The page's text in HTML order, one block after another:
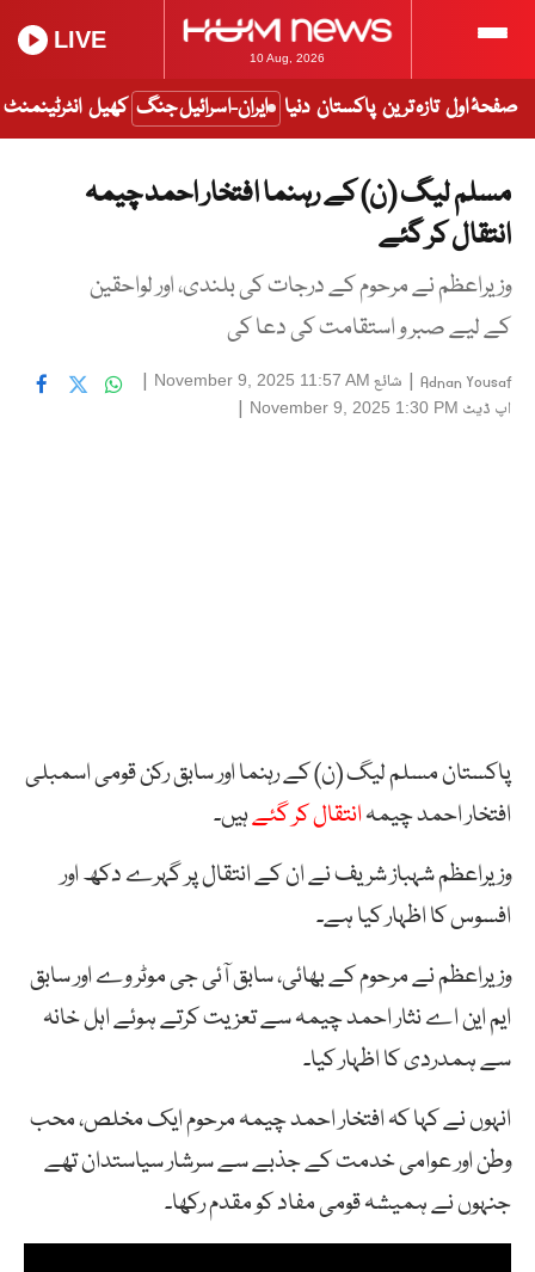
10 Aug, 2026
LIVE
صفحۂ اول تازہ ترین پاکستان دنیا ایران-اسرائیل جنگ کھیل انٹرٹینمنٹ
مسلم لیگ (ن) کے رہنما افتخار احمد چیمہ
انتقال کر گئے
وزیراعظم نے مرحوم کے درجات کی بلندی، اور لواحقین
کے لیے صبر و استقامت کی دعا کی
Adnan Yousaf
| شائع November 9, 2025 11:57 AM
|
اپ ڈیٹ November 9, 2025 1:30 PM
|
پاکستان مسلم لیگ (ن) کے رہنما اور سابق رکن قومی اسمبلی
افتخار احمد چیمہانتقال کر گئےہیں۔
وزیراعظم شہباز شریف نے ان کے انتقال پر گہرے دکھ اور
افسوس کا اظہار کیا ہے۔
وزیراعظم نے مرحوم کے بھائی، سابق آئی جی موٹر وے اور سابق
ایم این اے نثار احمد چیمہ سے تعزیت کرتے ہوئے اہل خانہ
سے ہمدردی کا اظہار کیا۔
انہوں نے کہا کہ افتخار احمد چیمہ مرحوم ایک مخلص، محب
وطن اور عوامی خدمت کے جذبے سے سرشار سیاستدان تھے
جنہوں نے ہمیشہ قومی مفاد کو مقدم رکھا۔